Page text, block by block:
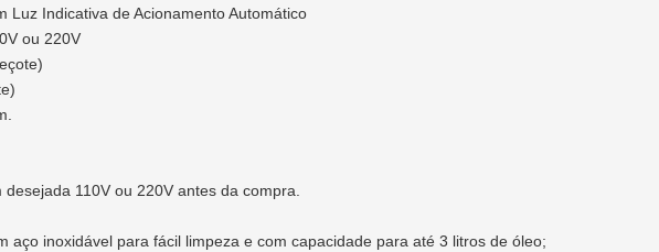
Luz Indicativa de Acionamento Automático
ou 220V
110V ou 220V antes da compra.
aço inoxidável para fácil limpeza e com capacidade para até 3 litros de óleo;